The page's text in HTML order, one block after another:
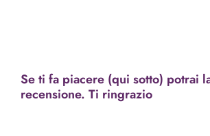
Se ti fa piacere (qui sotto) potrai
recensione. Ti ringrazio